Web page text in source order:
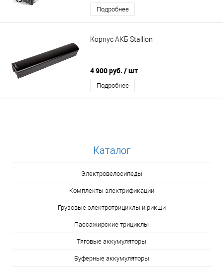
Подробнее
Корпус АКБ Stallion
4 900 руб. / шт
Подробнее
Каталог
Электровелосипеды
Комплекты электрификации
Грузовые электротрициклы и рикши
Пассажирские трициклы
Тяговые аккумуляторы
Буферные аккумуляторы